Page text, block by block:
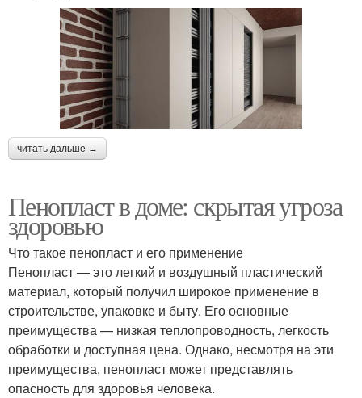
читать дальше →
Пенопласт в доме: скрытая угроза
здоровью
Что такое пенопласт и его применение
Пенопласт — это легкий и воздушный пластический
материал, который получил широкое применение в
строительстве, упаковке и быту. Его основные
преимущества — низкая теплопроводность, легкость
обработки и доступная цена. Однако, несмотря на эти
преимущества, пенопласт может представлять
опасность для здоровья человека.